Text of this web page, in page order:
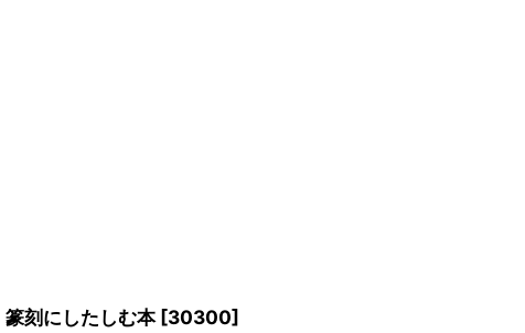
篆刻にしたしむ本 [30300]